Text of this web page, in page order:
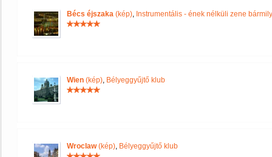
Bécs éjszaka (kép), Instrumentális - ének nélküli zene
Wien (kép), Bélyeggyűjtő klub
Wroclaw(kép), Bélyeggyűjtő klub